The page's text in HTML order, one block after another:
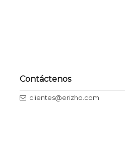
Contáctenos
clientes@erizho.com